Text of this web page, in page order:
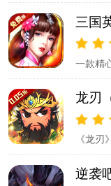
行军，
玩法。
色的宝
更多英
一款精
你重回
图上，
玩家即
访大将
龙刃
《龙
游戏中
培养上